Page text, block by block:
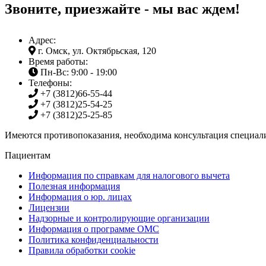
Звоните, приезжайте - мы вас ждем!
Адрес:
г. Омск, ул. Октябрьская, 120
Время работы:
Пн-Вс: 9:00 - 19:00
Телефоны:
+7 (3812)66-55-44
+7 (3812)25-54-25
+7 (3812)25-25-85
Имеются противопоказания, необходима консультация
Пациентам
Информация по справкам для налогового вычета
Полезная информация
Информация о юр. лицах
Лицензии
Надзорные и контролирующие организации
Информация о программе ОМС
Политика конфиденциальности
Правила обработки cookie